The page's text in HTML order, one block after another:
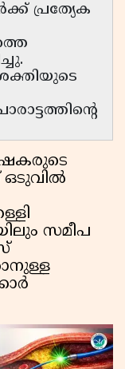
പ്രത്യേക
ഒടുവിൽ
സമീപ